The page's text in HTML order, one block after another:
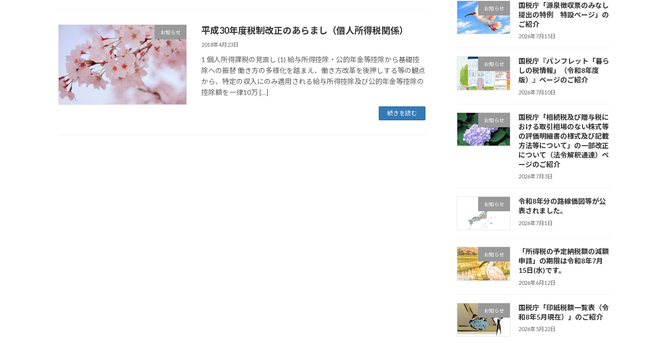
お知らせ 平成30年度税制改正のあらまし（個人所得税関係）
2018年4月23日
1 個人所得課税の見直し (1) 給与所得控除・公的年金等控除から基礎控
除への振替 働き方の多様化を踏まえ、働き方改革を後押しする等の観点
から、特定の収入にのみ適用される給与所得控除及び公的年金等控除の
控除額を一律10万 […]
続きを読む
お知らせ
国税庁「源泉徴収票のみなし
提出の特例 特設ページ」の
ご紹介
2026年7月15日
お知らせ
国税庁『パンフレット「暮ら
しの税情報」（令和8年度
版）』ページのご紹介
2026年7月10日
お知らせ
国税庁「相続税及び贈与税に
おける取引相場のない株式等
の評価明細書の様式及び記載
方法等について」の一部改正
について（法令解釈通達）ペ
ージのご紹介
2026年7月3日
お知らせ
令和8年分の路線価図等が公
表されました。
2026年7月1日
お知らせ
「所得税の予定納税額の減額
申請」の期限は令和8年7月
15日(水)です。
2026年6月12日
お知らせ
国税庁「印紙税額一覧表（令
和8年5月現在）」のご紹介
2026年5月22日